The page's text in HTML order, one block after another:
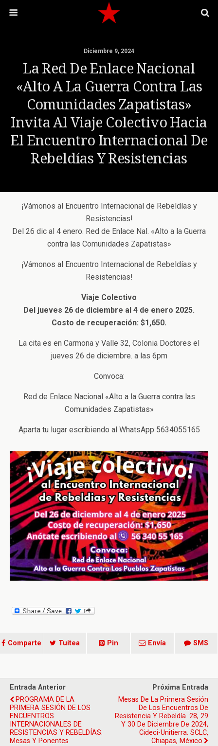
Diciembre 9, 2024
La Red De Enlace Nacional
«Alto A La Guerra Contra Las
Comunidades Zapatistas»
Invita Al Viaje Colectivo Hacia
El Encuentro Internacional De
Rebeldías Y Resistencias
¡Vámonos al Encuentro Internacional de Rebeldías y
Resistencias!
Del 26 dic al 4 enero. Red de Enlace Nal. «Alto a la Guerra
contra las Comunidades Zapatistas»
¡Vámonos al Encuentro Internacional de Rebeldías y
Resistencias!
Viaje Colectivo
Del jueves 26 de diciembre al 4 de enero 2025.
Costo de recuperación: $1,650.
La cita es en Carmona y Valle 32, Colonia Doctores el
jueves 26 de diciembre. a las 6pm
Convoca:
Red de Enlace Nacional «Alto a la Guerra contra las
Comunidades Zapatistas»
Aparta tu lugar escribiendo al WhatsApp 5634055165
Comparte Tuitea Pin Envía SMS
Entrada Anterior
PROGRAMA DE LA
PRIMERA SESIÓN DE LOS
ENCUENTROS
INTERNACIONALES DE
RESISTENCIAS Y REBELDÍAS.
Mesas Y Ponentes
Próxima Entrada
Mesas De La Primera Sesión
De Los Encuentros De
Resistencia Y Rebeldía. 28, 29
Y 30 De Diciembre De 2024,
Cideci-Unitierra. SCLC,
Chiapas, México